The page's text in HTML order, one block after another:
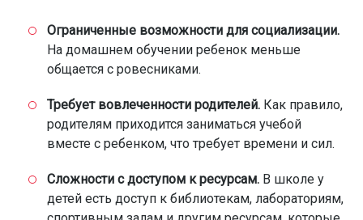
Ограниченные возможности для социализации.
На домашнем обучении ребенок меньше
общается с ровесниками.
Требует вовлеченности родителей. Как правило,
родителям приходится заниматься учебой
вместе с ребенком, что требует времени и сил.
Сложности с доступом к ресурсам. В школе у
детей есть доступ к библиотекам, лабораториям,